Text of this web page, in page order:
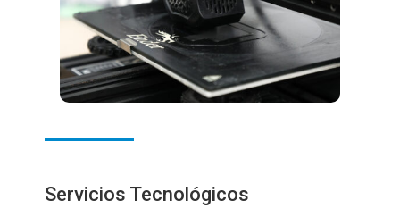
Servicios Tecnológicos